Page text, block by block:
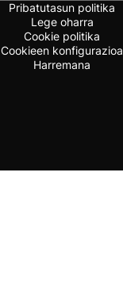
Pribatutasun politika
Lege oharra
Cookie politika
Cookieen konfigurazioa
Harremana